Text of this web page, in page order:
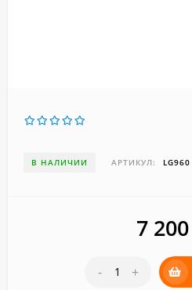
В НАЛИЧИИ АРТИКУЛ: LG960
7 200
- +